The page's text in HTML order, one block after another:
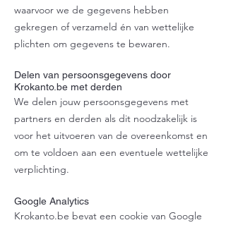
waarvoor we de gegevens hebben
gekregen of verzameld én van wettelijke
plichten om gegevens te bewaren.
Delen van persoonsgegevens door
Krokanto.be met derden
We delen jouw persoonsgegevens met
partners en derden als dit noodzakelijk is
voor het uitvoeren van de overeenkomst en
om te voldoen aan een eventuele wettelijke
verplichting.
Google Analytics
Krokanto.be bevat een cookie van Google